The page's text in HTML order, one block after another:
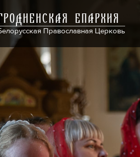
ГРОДНЕНСКАЯ ЕПАРХИЯ
Православная Церковь